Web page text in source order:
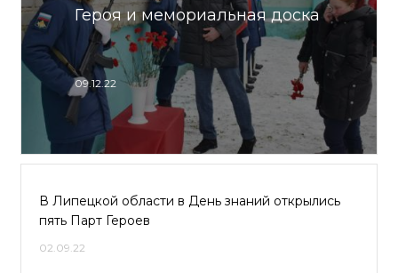
Героя и мемориальная доска
09.12.22
В Липецкой области в День знаний открылись
пять Парт Героев
02.09.22